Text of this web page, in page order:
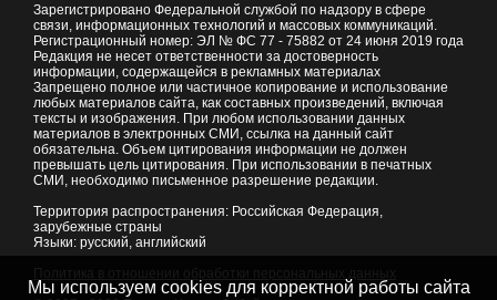
Зарегистрировано Федеральной службой по надзору в сфере
связи, информационных технологий и массовых коммуникаций.
Регистрационный номер: ЭЛ № ФС 77 - 75882 от 24 июня 2019 года
Редакция не несет ответственности за достоверность
информации, содержащейся в рекламных материалах
Запрещено полное или частичное копирование и использование
любых материалов сайта, как составных произведений, включая
тексты и изображения. При любом использовании данных
материалов в электронных СМИ, ссылка на данный сайт
обязательна. Объем цитирования информации не должен
превышать цель цитирования. При использовании в печатных
СМИ, необходимо письменное разрешение редакции.
Территория распространения: Российская Федерация,
зарубежные страны
Языки: русский, английский
Мы используем cookies для корректной работы сайта